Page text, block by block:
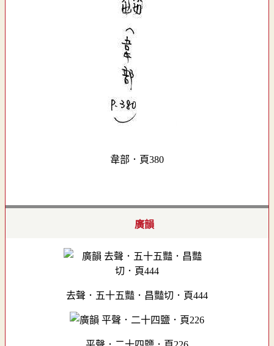
韋部．頁380
廣韻
去聲．五十五豔．昌豔切．頁444